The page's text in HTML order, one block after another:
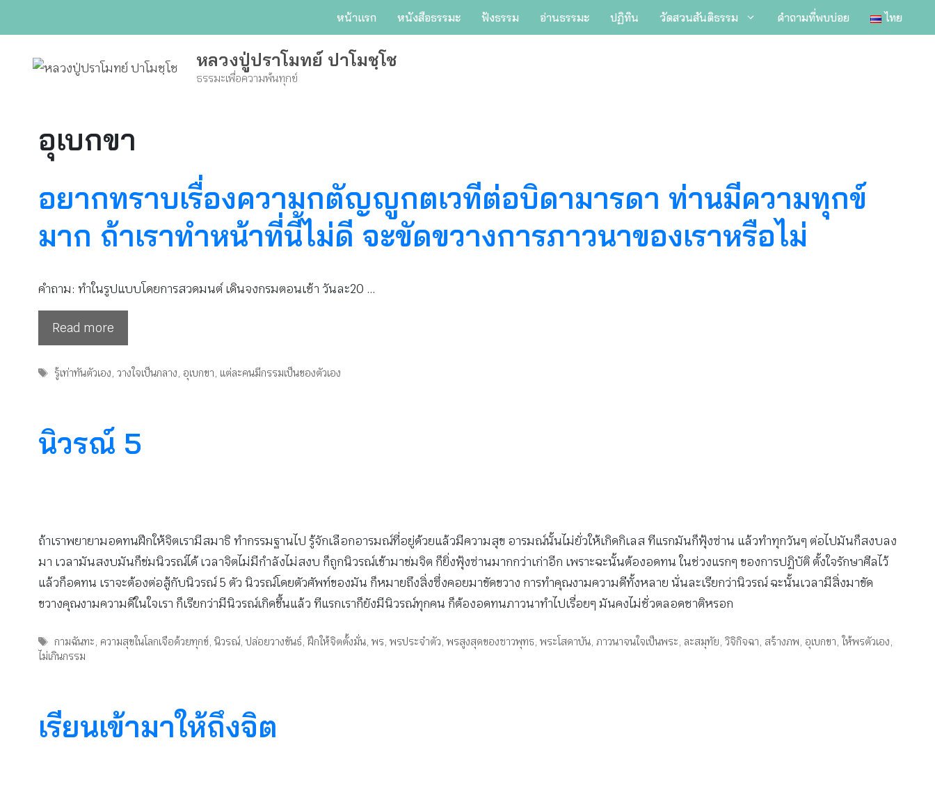
หน้าแรก หนังสือธรรมะ ฟังธรรม อ่านธรรมะ ปฏิทิน วัดสวนสันติธรรม คำถามที่พบบ่อย ไทย
หลวงปู่ปราโมทย์ ปาโมชฺโช
ธรรมะเพื่อความพ้นทุกข์
อุเบกขา
อยากทราบเรื่องความกตัญญูกตเวทีต่อบิดามารดา ท่านมีความทุกข์
มาก ถ้าเราทำหน้าที่นี้ไม่ดี จะขัดขวางการภาวนาของเราหรือไม่
คำถาม: ทำในรูปแบบโดยการสวดมนต์ เดินจงกรมตอนเช้า วันละ20 …
Read more
Tags
รู้เท่าทันตัวเอง,วางใจเป็นกลาง, อุเบกขา, แต่ละคนมีกรรมเป็นของตัวเอง
นิวรณ์ 5
ถ้าเราพยายามอดทนฝึกให้จิตเรามีสมาธิ ทำกรรมฐานไป รู้จักเลือกอารมณ์ที่อยู่ด้วยแล้วมีความสุข อารมณ์นั้นไม่ยั่วให้เกิดกิเลส ทีแรกมันก็ฟุ้งซ่าน แล้วทำทุกวันๆ ต่อไปมันก็สงบลง
มา เวลามันสงบมันก็ข่มนิวรณ์ได้ เวลาจิตไม่มีกำลังไม่สงบ ก็ถูกนิวรณ์เข้ามาข่มจิต ก็ยิ่งฟุ้งซ่านมากกว่าเก่าอีก เพราะฉะนั้นต้องอดทน ในช่วงแรกๆ ของการปฏิบัติ ตั้งใจรักษาศีลไว้
แล้วก็อดทน เราจะต้องต่อสู้กับนิวรณ์ 5 ตัว นิวรณ์โดยตัวศัพท์ของมัน ก็หมายถึงสิ่งซึ่งคอยมาขัดขวาง การทำคุณงามความดีทั้งหลาย นั่นละเรียกว่านิวรณ์ ฉะนั้นเวลามีสิ่งมาขัด
ขวางคุณงามความดีในใจเรา ก็เรียกว่ามีนิวรณ์เกิดขึ้นแล้ว ทีแรกเราก็ยังมีนิวรณ์ทุกคน ก็ต้องอดทนภาวนาทำไปเรื่อยๆ มันคงไม่ชั่วตลอดชาติหรอก
Tags
กามฉันทะ ความสุขในโลกเจือด้วยทุกข์ ,นิวรณ์ ,ปล่อยวางขันธ์ ,ฝึกให้จิตตั้งมั่น ,พร ,พรประจำตัว ,พรสูงสุดของชาวพุทธ ,พระโสดาบัน ,ภาวนาจนใจเป็นพระ ละสมุทัย ,วิจิกิจฉา สร้างภพ อุเบกขา ,ให้พรตัวเอง
ไม่เกินกรรม
เรียนเข้ามาให้ถึงจิต